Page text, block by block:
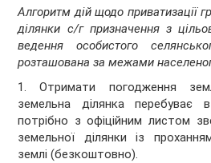
Алгоритм дій щодо приватизації
ділянки с/г призначення з
ведення особистого
розташована за межами
1. Отримати погодження
земельна ділянка
потрібно з офіційним листом
земельної ділянки із
землі (безкоштовно).